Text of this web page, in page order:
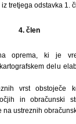
tretjega odstavka 1.
4. člen
oprema, ki je
delu
vrst obstoječe
in obračunski
na ustreznih